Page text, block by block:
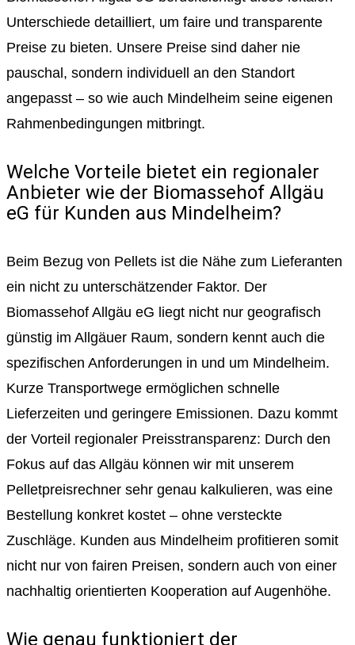
Unterschiede detailliert, um faire und transparente
Preise zu bieten. Unsere Preise sind daher nie
pauschal, sondern individuell an den Standort
angepasst – so wie auch Mindelheim seine eigenen
Rahmenbedingungen mitbringt.
Welche Vorteile bietet ein regionaler
Anbieter wie der Biomassehof Allgäu
eG für Kunden aus Mindelheim?
Beim Bezug von Pellets ist die Nähe zum Lieferanten
ein nicht zu unterschätzender Faktor. Der
Biomassehof Allgäu eG liegt nicht nur geografisch
günstig im Allgäuer Raum, sondern kennt auch die
spezifischen Anforderungen in und um Mindelheim.
Kurze Transportwege ermöglichen schnelle
Lieferzeiten und geringere Emissionen. Dazu kommt
der Vorteil regionaler Preisstransparenz: Durch den
Fokus auf das Allgäu können wir mit unserem
Pelletpreisrechner sehr genau kalkulieren, was eine
Bestellung konkret kostet – ohne versteckte
Zuschläge. Kunden aus Mindelheim profitieren somit
nicht nur von fairen Preisen, sondern auch von einer
nachhaltig orientierten Kooperation auf Augenhöhe.
Wie genau funktioniert der